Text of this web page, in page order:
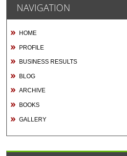
NAVIGATION
HOME
PROFILE
BUSINESS RESULTS
BLOG
ARCHIVE
BOOKS
GALLERY